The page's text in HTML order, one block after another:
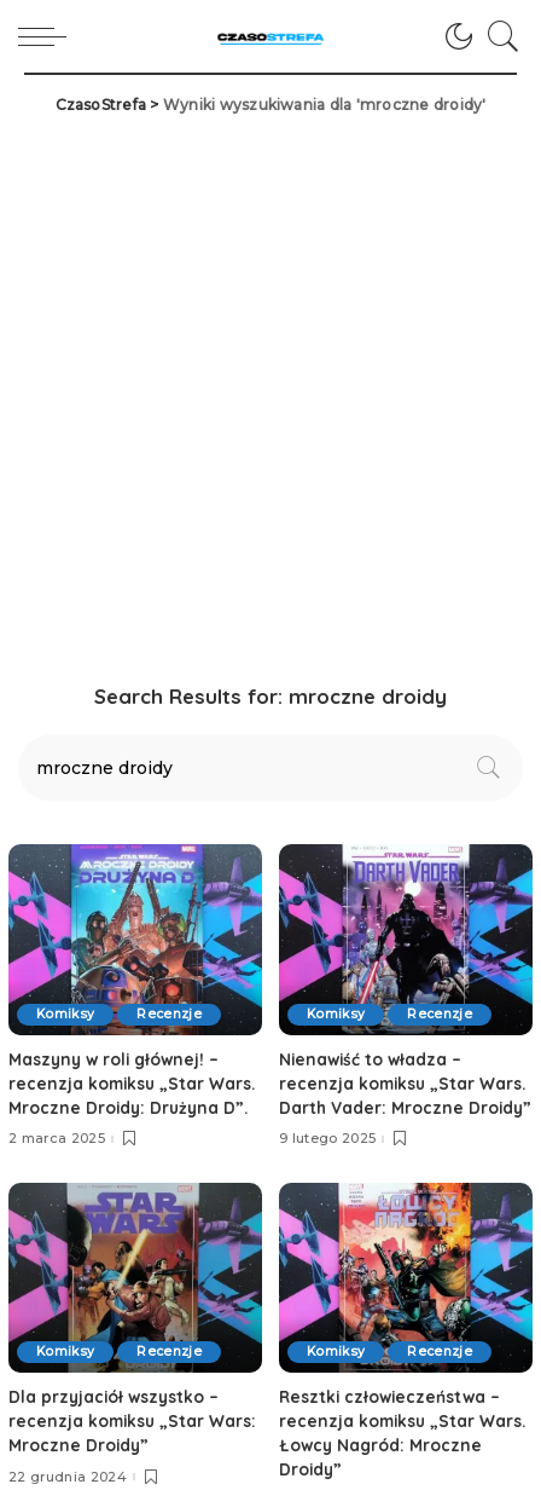
CzasoStrefa > Wyniki wyszukiwania dla 'mroczne droidy'
Search Results for: mroczne droidy
Komiksy Recenzje
Maszyny w roli głównej! –
recenzja komiksu „Star Wars.
Mroczne Droidy: Drużyna D”.
2 marca 2025
Komiksy Recenzje
Nienawiść to władza –
recenzja komiksu „Star Wars.
Darth Vader: Mroczne Droidy”
9 lutego 2025
Komiksy Recenzje
Dla przyjaciół wszystko –
recenzja komiksu „Star Wars:
Mroczne Droidy”
22 grudnia 2024
Komiksy Recenzje
Resztki człowieczeństwa –
recenzja komiksu „Star Wars.
Łowcy Nagród: Mroczne
Droidy”